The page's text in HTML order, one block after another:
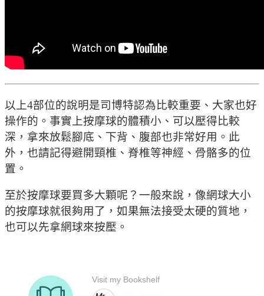
以上4部位的說明是司博特認為比較重要、大家也好
操作的。事實上按摩球的體積小、可以壓得比較
深，拿來放鬆腳底、下背、腹部也非常好用。此
外，也請記得避開頸椎、脊椎等神經、骨骼多的位
置。
至於按摩球要買多大顆呢？一般來說，像網球大小
的按摩球就很夠用了，如果無法接受太硬的質地，
也可以先拿網球來按壓。